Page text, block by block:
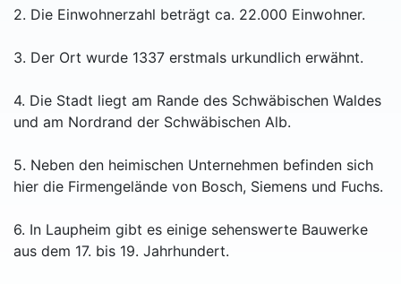
2. Die Einwohnerzahl beträgt ca. 22.000 Einwohner.
3. Der Ort wurde 1337 erstmals urkundlich erwähnt.
4. Die Stadt liegt am Rande des Schwäbischen Waldes
und am Nordrand der Schwäbischen Alb.
5. Neben den heimischen Unternehmen befinden sich
hier die Firmengelände von Bosch, Siemens und Fuchs.
6. In Laupheim gibt es einige sehenswerte Bauwerke
aus dem 17. bis 19. Jahrhundert.